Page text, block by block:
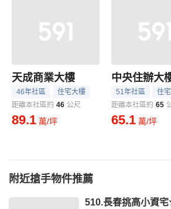
天成商業大樓
46年社區
住宅大樓
距離本社區約 46 公尺
89.1 萬/坪
中央住辦大
51年社區
住
距離本社區約 65
65.1 萬/坪
附近搶手物件推薦
510.長春挑高小資